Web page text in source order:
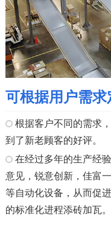
可根据用户需求
根据客户不同的需求
到了新老顾客的好评。
在经过多年的生产经
意见，锐意创新，佳富
等自动化设备，从而促
的标准化进程添砖加瓦。